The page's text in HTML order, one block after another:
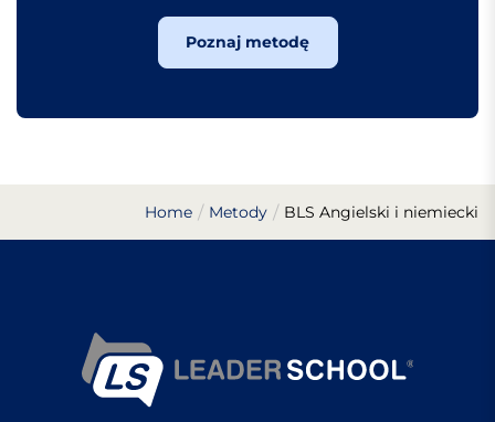
Poznaj metodę
Home Metody BLS Angielski i niemiecki